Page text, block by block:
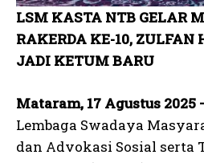
LSM KASTA NTB GELAR
RAKERDA KE-10, ZULFAN
JADI KETUM BARU
Mataram, 17 Agustus 2025
Lembaga Swadaya
dan Advokasi Sosial serta